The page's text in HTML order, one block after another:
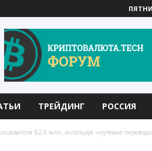
ТРЕЙДИНГ РОССИЯ
$2,6 млн, используя «нулевые